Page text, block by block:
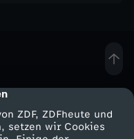
ZDF, ZDFheute und
setzen wir Cookies